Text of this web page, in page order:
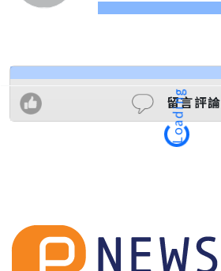
留言評論
Loading